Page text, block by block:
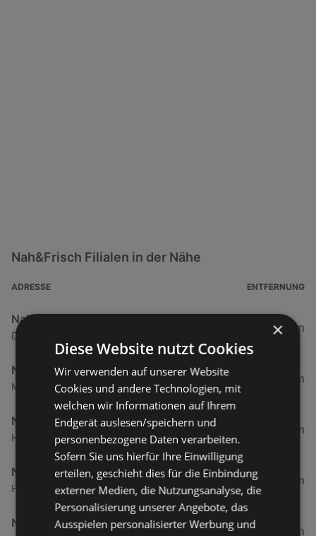
Nah&Frisch Filialen in der Nähe
ADRESSE ENTFERNUNG
Nah&Frisch
Dorf 38, 6952 Sibratsgfäll/Hittisau
33,38 km
Nah&Frisch
Marul 17, 6741 Marul/Raggal
35,96 km
Nah&Frisch
Hauptstraße 44a, 6706 Bürs
38,58 km
Nah&Frisch
Holzgau 65, 6654 Holzgau/Lechtal
60,94 km
Nah&Frisch
61,31 km
×
Diese Website nutzt Cookies
Wir verwenden auf unserer Website
Cookies und andere Technologien, mit
welchen wir Informationen auf Ihrem
Endgerät auslesen/speichern und
personenbezogene Daten verarbeiten.
Sofern Sie uns hierfür Ihre Einwilligung
erteilen, geschieht dies für die Einbindung
externer Medien, die Nutzungsanalyse, die
Personalisierung unserer Angebote, das
Ausspielen personalisierter Werbung und